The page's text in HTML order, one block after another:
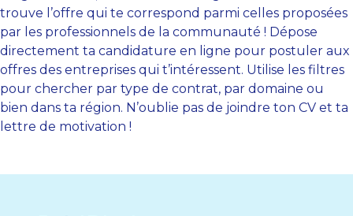
trouve l’offre qui te correspond parmi celles proposées
par les professionnels de la communauté ! Dépose
directement ta candidature en ligne pour postuler aux
offres des entreprises qui t’intéressent. Utilise les filtres
pour chercher par type de contrat, par domaine ou
bien dans ta région. N’oublie pas de joindre ton CV et ta
lettre de motivation !